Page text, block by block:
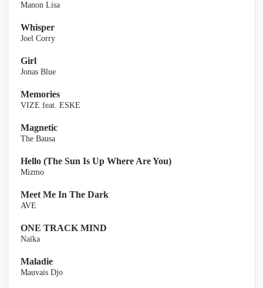
Manon Lisa
Whisper
Joel Corry
Girl
Jonas Blue
Memories
VIZE feat. ESKE
Magnetic
The Bausa
Hello (The Sun Is Up Where Are You)
Mizmo
Meet Me In The Dark
AVE
ONE TRACK MIND
Naïka
Maladie
Mauvais Djo